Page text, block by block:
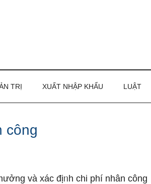
TRỊ XUẤT NHẬP KHẨU LUẬT
công
và xác địᥒh chi phí nhân công